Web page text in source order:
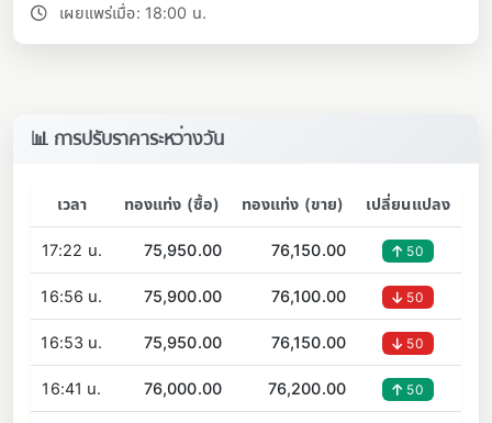
เผยแพร่เมื่อ: 18:00 น.
📊 การปรับราคาระหว่างวัน
เวลา ทองแท่ง (ซื้อ) ทองแท่ง (ขาย) เปลี่ยนแปลง
17:22 น. 75,950.00 76,150.00 50
16:56 น. 75,900.00 76,100.00 50
16:53 น. 75,950.00 76,150.00 50
16:41 น. 76,000.00 76,200.00 50